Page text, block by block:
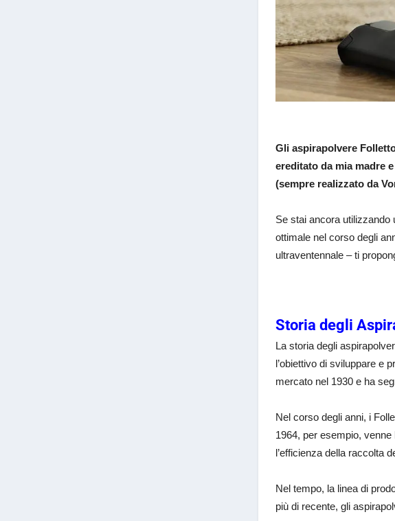
Gli aspirapolvere
ereditato da mia madre
(sempre realizzato da
Se stai ancora utilizzando
ottimale nel corso degli
ultraventennale – ti
Storia degli
La storia degli
l’obiettivo di sviluppare e
mercato nel 1930 e ha
Nel corso degli anni, i
1964, per esempio,
l’efficienza della raccolta
Nel tempo, la linea di
più di recente, gli